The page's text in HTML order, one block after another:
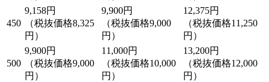
450
9,158円
（税抜価格8,325
円）
9,900円
（税抜価格9,000
円）
12,375円
（税抜価格11,250
円）
500
9,900円
（税抜価格9,000
円）
11,000円
（税抜価格10,000
円）
13,200円
（税抜価格12,000
円）